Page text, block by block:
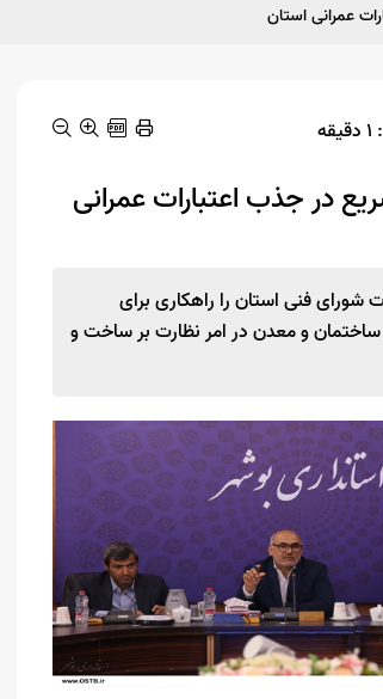
عمرانی استان
در جذب اعتبارات عمرانی
شورای فنی استان را راهکاری برای
و معدن در امر نظارت بر ساخت و